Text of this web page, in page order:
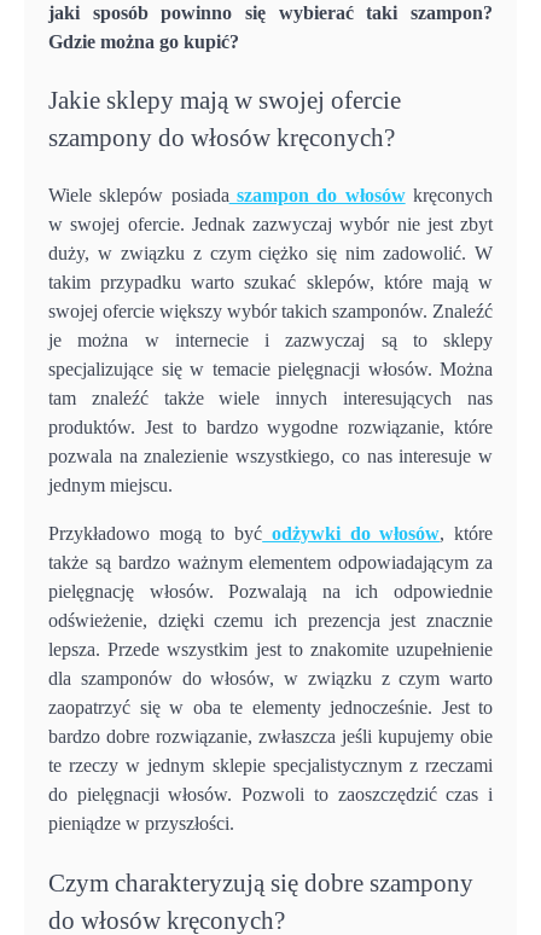
jaki sposób powinno się wybierać taki szampon?
Gdzie można go kupić?
Jakie sklepy mają w swojej ofercie
szampony do włosów kręconych?
Wiele sklepów posiada szampon do włosówkręconych
w swojej ofercie. Jednak zazwyczaj wybór nie jest zbyt
duży, w związku z czym ciężko się nim zadowolić. W
takim przypadku warto szukać sklepów, które mają w
swojej ofercie większy wybór takich szamponów. Znaleźć
je można w internecie i zazwyczaj są to sklepy
specjalizujące się w temacie pielęgnacji włosów. Można
tam znaleźć także wiele innych interesujących nas
produktów. Jest to bardzo wygodne rozwiązanie, które
pozwala na znalezienie wszystkiego, co nas interesuje w
jednym miejscu.
Przykładowo mogą to być odżywki do włosów, które
także są bardzo ważnym elementem odpowiadającym za
pielęgnację włosów. Pozwalają na ich odpowiednie
odświeżenie, dzięki czemu ich prezencja jest znacznie
lepsza. Przede wszystkim jest to znakomite uzupełnienie
dla szamponów do włosów, w związku z czym warto
zaopatrzyć się w oba te elementy jednocześnie. Jest to
bardzo dobre rozwiązanie, zwłaszcza jeśli kupujemy obie
te rzeczy w jednym sklepie specjalistycznym z rzeczami
do pielęgnacji włosów. Pozwoli to zaoszczędzić czas i
pieniądze w przyszłości.
Czym charakteryzują się dobre szampony
do włosów kręconych?